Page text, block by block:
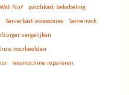
Nu?
patchkast bekabeling
Serverkast accessoires
Serverrack
vergelijken
voorbeelden
wasmachine repareren